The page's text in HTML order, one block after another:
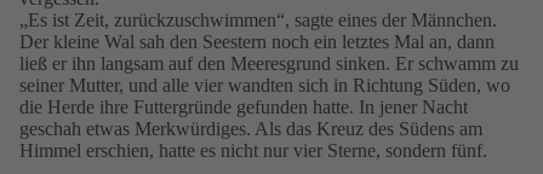
„Es ist Zeit, zurückzuschwimmen“, sagte eines der Männchen.
Der kleine Wal sah den Seestern noch ein letztes Mal an, dann
ließ er ihn langsam auf den Meeresgrund sinken. Er schwamm zu
seiner Mutter, und alle vier wandten sich in Richtung Süden, wo
die Herde ihre Futtergründe gefunden hatte. In jener Nacht
geschah etwas Merkwürdiges. Als das Kreuz des Südens am
Himmel erschien, hatte es nicht nur vier Sterne, sondern fünf.